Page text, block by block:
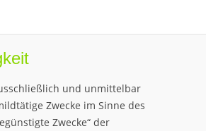
und unmittelbar
Zwecke im Sinne des
Zwecke“ der